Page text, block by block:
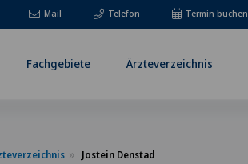
Mail Telefon Termin buchen
Fachgebiete Ärzteverzeichnis
Jostein Denstad